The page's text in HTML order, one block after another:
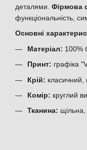
деталями. Фірмова
функціональність,
Основні
Матеріал: 100%
Принт: графіка
Крій:
Комір: круглий
Тканина: